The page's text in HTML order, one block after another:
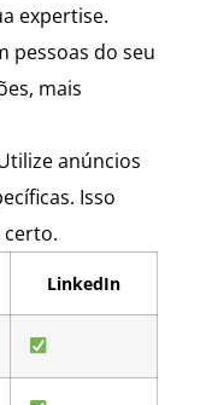
expertise.
pessoas do seu
mais
anúncios
Isso
certo.
LinkedIn